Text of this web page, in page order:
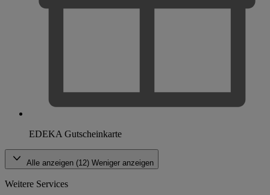
EDEKA Gutscheinkarte
Alle anzeigen (12) Weniger anzeigen
Weitere Services